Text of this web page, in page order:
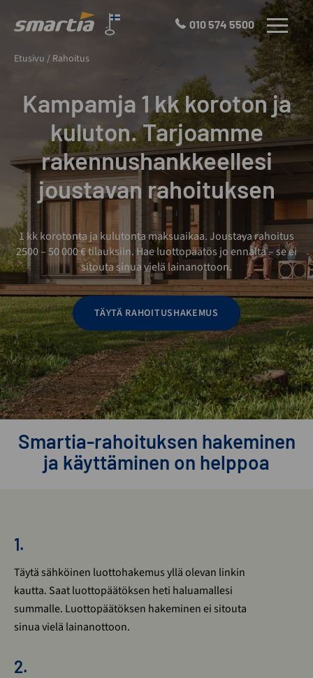
Oy
010 574 5500 VALIKKO
Etusivu / Rahoitus
Kampamja 1 kk koroton ja
kuluton. Tarjoamme
rakennushankkeellesi
joustavan rahoituksen
1 kk korotonta ja kulutonta maksuaikaa. Joustava rahoitus
2500 – 50 000 € tilauksiin. Hae luottopäätös jo ennalta – se ei
sitouta sinua vielä lainanottoon.
TÄYTÄ RAHOITUSHAKEMUS
Smartia-rahoituksen hakeminen
ja käyttäminen on helppoa
1.
Täytä sähköinen luottohakemus yllä olevan linkin
kautta. Saat luottopäätöksen heti haluamallesi
summalle. Luottopäätöksen hakeminen ei sitouta
sinua vielä lainanottoon.
2.